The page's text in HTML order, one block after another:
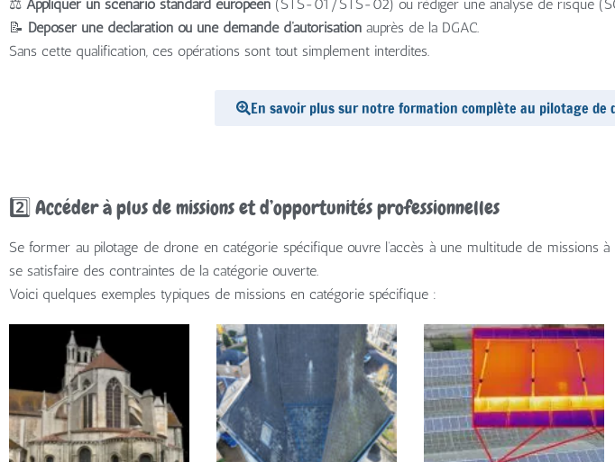
⚖️ Appliquer un scénario standard européen (STS-01/STS-02) ou rédiger une analyse de risque
📝 Déposer une déclaration ou une demande d’autorisation auprès de la DGAC.
Sans cette qualification, ces opérations sont tout simplement interdites.
En savoir plus sur notre formation complète au pilotage
2️⃣ Accéder à plus de missions et d’opportunités professionnelles
Se former au pilotage de drone en catégorie spécifique ouvre l’accès à une multitude de missions
se satisfaire des contraintes de la catégorie ouverte.
Voici quelques exemples typiques de missions en catégorie spécifique :